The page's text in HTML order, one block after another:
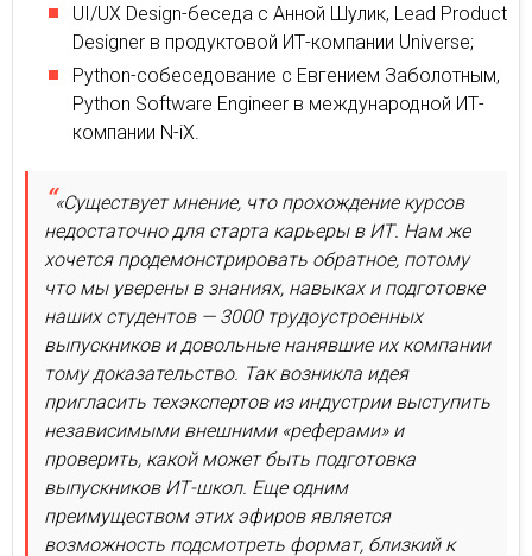
UI/UX Design-беседа с Анной Шулик, Lead Product
Designer в продуктовой ИТ-компании Universe;
Python-собеседование с Евгением Заболотным,
Python Software Engineer в международной ИТ-
компании N-iX.
«Существует мнение, что прохождение курсов
недостаточно для старта карьеры в ИТ. Нам же
хочется продемонстрировать обратное, потому
что мы уверены в знаниях, навыках и подготовке
наших студентов — 3000 трудоустроенных
выпускников и довольные нанявшие их компании
тому доказательство. Так возникла идея
пригласить техэкспертов из индустрии выступить
независимыми внешними «реферами» и
проверить, какой может быть подготовка
выпускников ИТ-школ. Еще одним
преимуществом этих эфиров является
возможность подсмотреть формат, близкий к